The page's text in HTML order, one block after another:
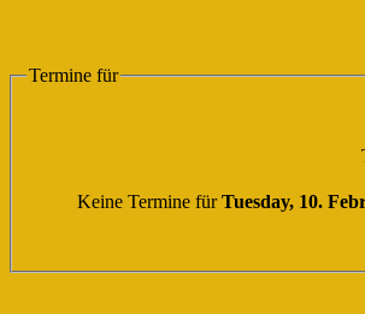
Termine für
Keine Termine fürTuesday, 10.